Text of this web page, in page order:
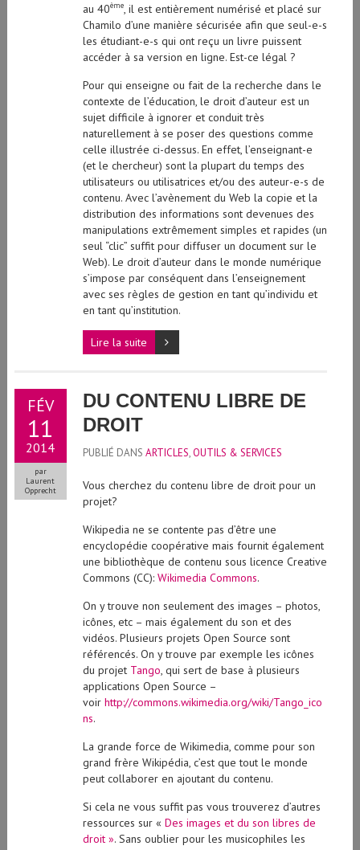
au 40ème, il est entièrement numérisé et placé sur
Chamilo d’une manière sécurisée afin que seul-e-s
les étudiant-e-s qui ont reçu un livre puissent
accéder à sa version en ligne. Est-ce légal ?
Pour qui enseigne ou fait de la recherche dans le
contexte de l’éducation, le droit d’auteur est un
sujet difficile à ignorer et conduit très
naturellement à se poser des questions comme
celle illustrée ci-dessus. En effet, l’enseignant-e
(et le chercheur) sont la plupart du temps des
utilisateurs ou utilisatrices et/ou des auteur-e-s de
contenu. Avec l’avènement du Web la copie et la
distribution des informations sont devenues des
manipulations extrêmement simples et rapides (un
seul “clic” suffit pour diffuser un document sur le
Web). Le droit d’auteur dans le monde numérique
s’impose par conséquent dans l’enseignement
avec ses règles de gestion en tant qu’individu et
en tant qu’institution.
Lire la suite
FÉV
11
2014
par
Laurent
Opprecht
DU CONTENU LIBRE DE
DROIT
PUBLIÉ DANS ARTICLES,OUTILS & SERVICES
Vous cherchez du contenu libre de droit pour un
projet?
Wikipedia ne se contente pas d’être une
encyclopédie coopérative mais fournit également
une bibliothèque de contenu sous licence Creative
Commons (CC): Wikimedia Commons.
On y trouve non seulement des images – photos,
icônes, etc – mais également du son et des
vidéos. Plusieurs projets Open Source sont
référencés. On y trouve par exemple les icônes
du projet Tango, qui sert de base à plusieurs
applications Open Source –
voir http://commons.wikimedia.org/wiki/Tango_ico
ns.
La grande force de Wikimedia, comme pour son
grand frère Wikipédia, c’est que tout le monde
peut collaborer en ajoutant du contenu.
Si cela ne vous suffit pas vous trouverez d’autres
ressources sur « Des images et du son libres de
droit ». Sans oublier pour les musicophiles les